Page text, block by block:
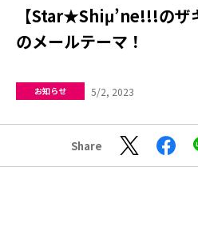
【Star★Shiμ’ne!!!のザ
のメールテーマ！
お知らせ 5/2, 2023
Share